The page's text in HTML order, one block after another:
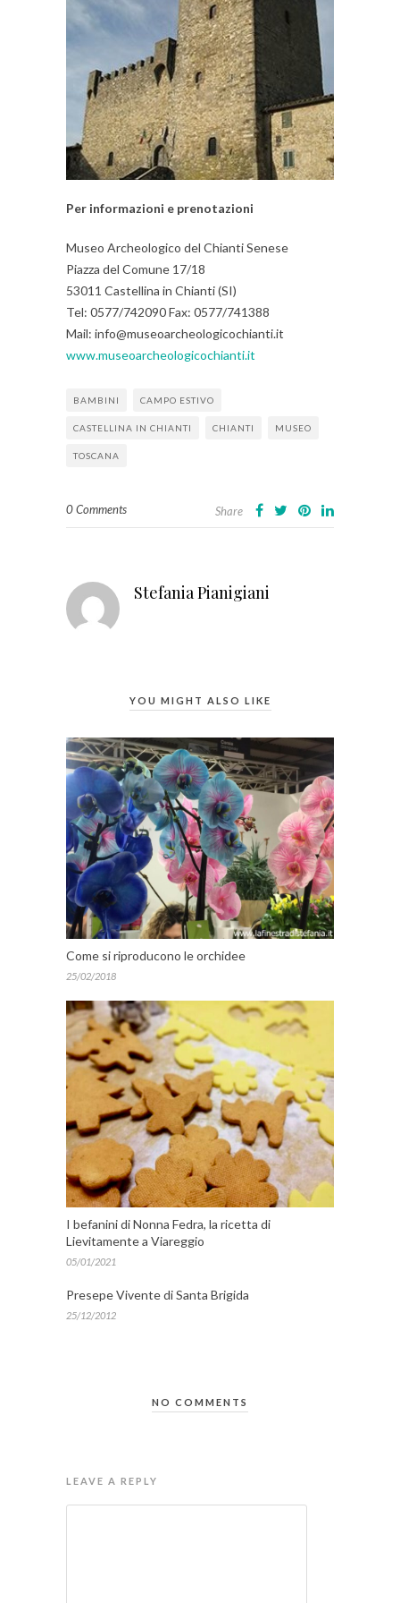
Per informazioni e prenotazioni
Museo Archeologico del Chianti Senese
Piazza del Comune 17/18
53011 Castellina in Chianti (SI)
Tel: 0577/742090 Fax: 0577/741388
Mail: info@museoarcheologicochianti.it
www.museoarcheologicochianti.it
BAMBINI CAMPO ESTIVO
CASTELLINA IN CHIANTI CHIANTI MUSEO
TOSCANA
0 Comments Share
Stefania Pianigiani
YOU MIGHT ALSO LIKE
Come si riproducono le orchidee
25/02/2018
I befanini di Nonna Fedra, la ricetta di
Lievitamente a Viareggio
05/01/2021
Presepe Vivente di Santa Brigida
25/12/2012
NO COMMENTS
LEAVE A REPLY